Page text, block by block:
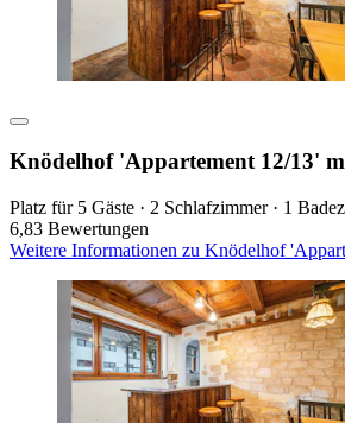
Knödelhof 'Appartement 12/13'
Platz für 5 Gäste · 2 Schlafzimmer · 1
6,83 Bewertungen
Weitere Informationen zu Knödelhof